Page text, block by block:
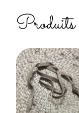
Produits